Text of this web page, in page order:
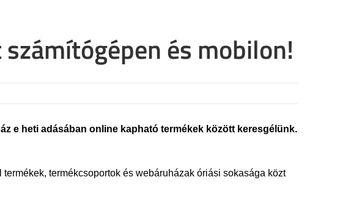
és mobilon!
e heti adásában online kapható termékek között keresgélünk.
termékcsoportok és webáruházak óriási sokasága közt